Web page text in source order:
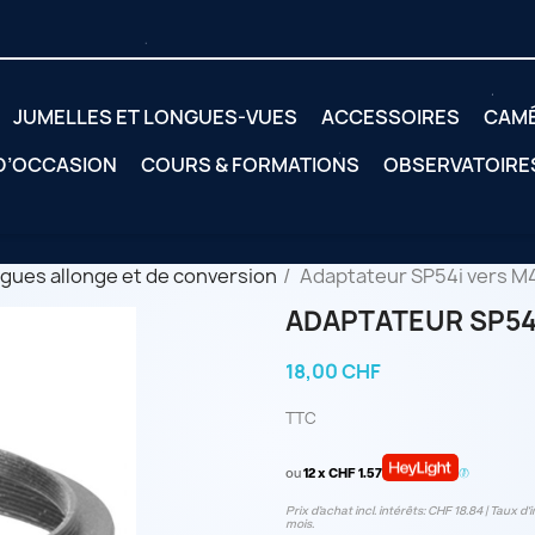
JUMELLES ET LONGUES-VUES ACCESSOIRES
COURS & FORMATIONS
allonge et de conversion Adaptateur SP54i vers
ADAPTATEUR
18,00 CHF
TTC
ou12 x CHF 1.57
Prix d’achat incl. intérêts: CHF 18.84 | Taux
mois.